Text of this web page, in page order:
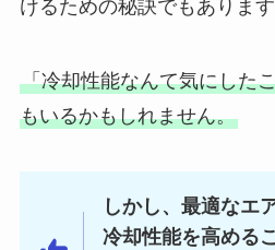
けるための秘訣でもあります
「冷却性能なんて気にした
もいるかもしれません。
しかし、最適なエ
冷却性能を高める